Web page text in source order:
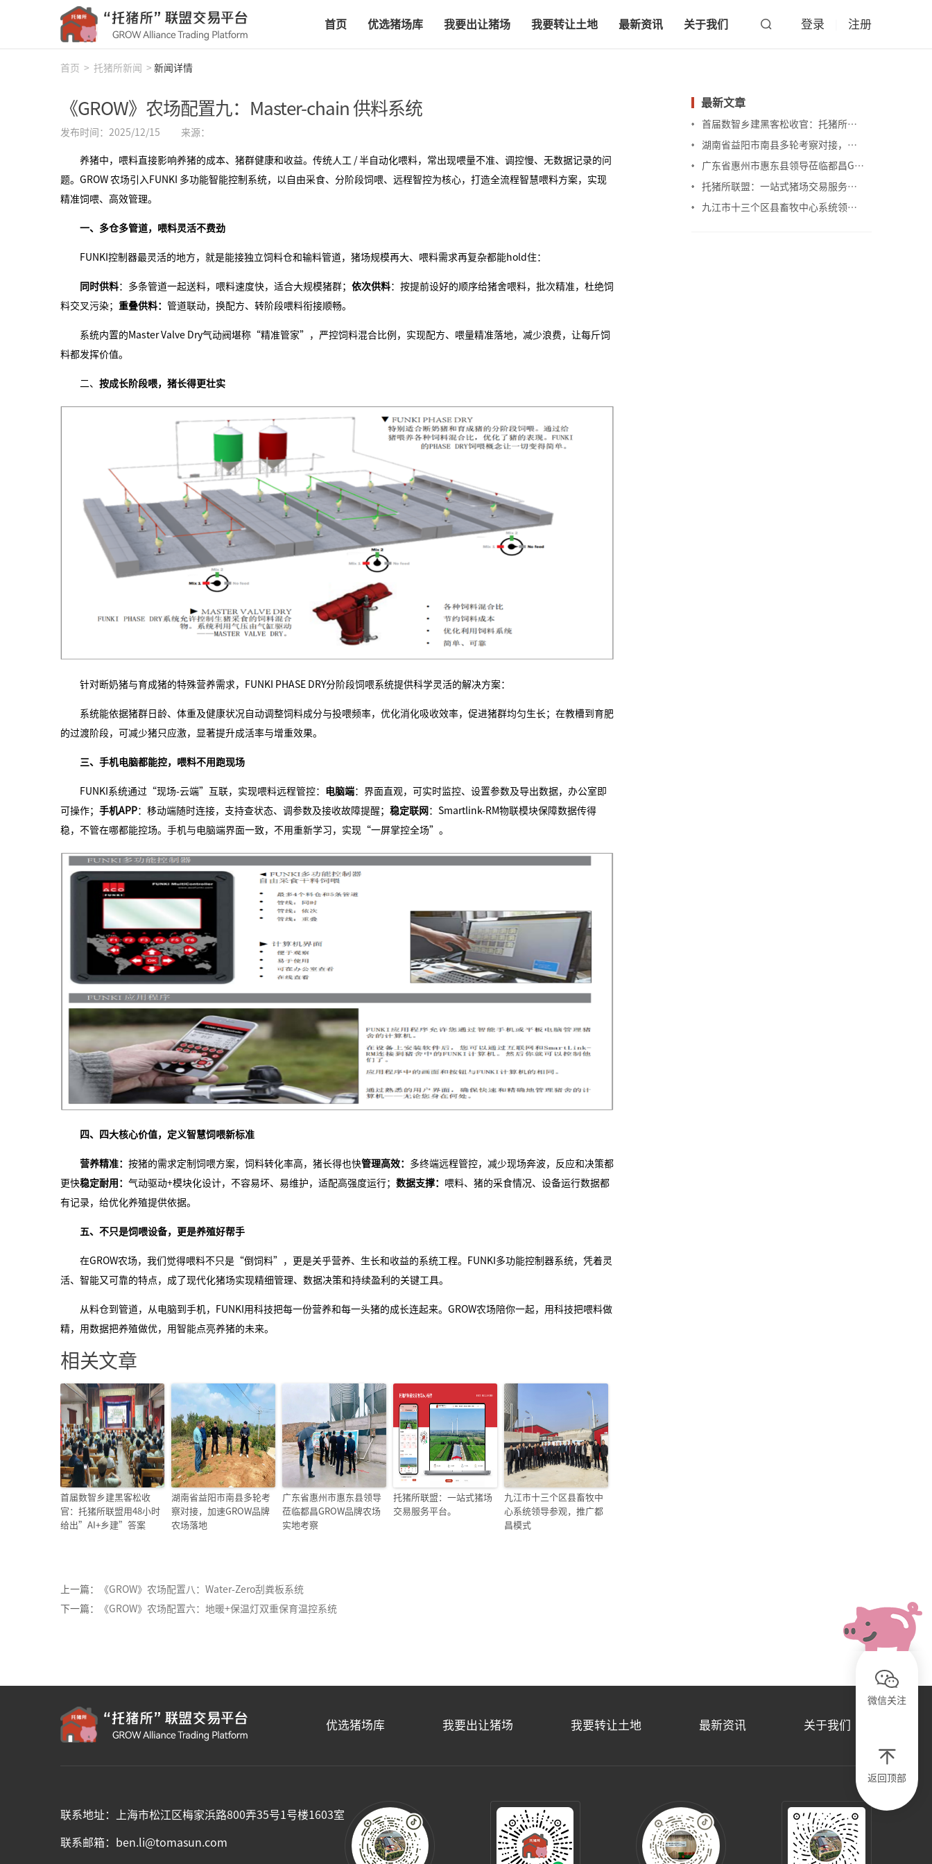
首页 优选猪场库 我要出让猪场 我要转让土地 最新资讯 关于我们 登录 注册
首页 > 托猪所新闻 > 新闻详情
《GROW》农场配置九：Master-chain 供料系统
发布时间：2025/12/15 来源：
养猪中，喂料直接影响养猪的成本、猪群健康和收益。传统人工 / 半自动化喂料，常出现喂量不准、调控慢、无数据记录的问
题。GROW 农场引入FUNKI 多功能智能控制系统，以自由采食、分阶段饲喂、远程智控为核心，打造全流程智慧喂料方案，实现
精准饲喂、高效管理。
一、多仓多管道，喂料灵活不费劲
FUNKI控制器最灵活的地方，就是能接独立饲料仓和输料管道，猪场规模再大、喂料需求再复杂都能hold住：
同时供料：多条管道一起送料，喂料速度快，适合大规模猪群； 依次供料：按提前设好的顺序给猪舍喂料，批次精准，杜绝饲
料交叉污染； 重叠供料： 管道联动，换配方、转阶段喂料衔接顺畅。
系统内置的Master Valve Dry气动阀堪称“精准管家”，严控饲料混合比例，实现配方、喂量精准落地，减少浪费，让每斤饲
料都发挥价值。
二、 按成长阶段喂，猪长得更壮实
针对断奶猪与育成猪的特殊营养需求，FUNKI PHASE DRY分阶段饲喂系统提供科学灵活的解决方案：
系统能依据猪群日龄、体重及健康状况自动调整饲料成分与投喂频率，优化消化吸收效率，促进猪群均匀生长；在教槽到育肥
的过渡阶段，可减少猪只应激，显著提升成活率与增重效果。
三、手机电脑都能控，喂料不用跑现场
FUNKI系统通过“现场-云端”互联，实现喂料远程管控： 电脑端：界面直观，可实时监控、设置参数及导出数据，办公室即
可操作； 手机APP：移动端随时连接，支持查状态、调参数及接收故障提醒； 稳定联网 ：Smartlink-RM物联模块保障数据传得
稳，不管在哪都能控场。手机与电脑端界面一致，不用重新学习，实现“一屏掌控全场”。
四、四大核心价值，定义智慧饲喂新标准
营养精准： 按猪的需求定制饲喂方案，饲料转化率高，猪长得也快管理高效： 多终端远程管控，减少现场奔波，反应和决策都
更快稳定耐用： 气动驱动+模块化设计，不容易坏、易维护，适配高强度运行； 数据支撑：
喂料、猪的采食情况、设备运行数据都
有记录，给优化养殖提供依据。
五、不只是饲喂设备，更是养殖好帮手
在GROW农场，我们觉得喂料不只是“倒饲料”，更是关乎营养、生长和收益的系统工程。FUNKI多功能控制器系统，凭着灵
活、智能又可靠的特点，成了现代化猪场实现精细管理、数据决策和持续盈利的关键工具。
从料仓到管道，从电脑到手机，FUNKI用科技把每一份营养和每一头猪的成长连起来。GROW农场陪你一起，用科技把喂料做
精，用数据把养殖做优，用智能点亮养猪的未来。
相关文章
首届数智乡建黑客松收
官：托猪所联盟用48小时
给出”AI+乡建”答案
湖南省益阳市南县多轮考
察对接，加速GROW品牌
农场落地
广东省惠州市惠东县领导
莅临都昌GROW品牌农场
实地考察
托猪所联盟：一站式猪场
交易服务平台。
九江市十三个区县畜牧中
心系统领导参观，推广都
昌模式
上一篇：
《GROW》农场配置八：Water-Zero刮粪板系统
下一篇：
《GROW》农场配置六：地暖+保温灯双重保育温控系统
最新文章
首届数智乡建黑客松收官：托猪所联盟用48小时给出”AI+乡建”答案
湖南省益阳市南县多轮考察对接，加速GROW品牌农场落地
广东省惠州市惠东县领导莅临都昌GROW品牌农场实地考察
托猪所联盟：一站式猪场交易服务平台。
九江市十三个区县畜牧中心系统领导参观，推广都昌模式
微信关注
返回顶部
优选猪场库 我要出让猪场 我要转让土地 最新资讯 关于我们
联系地址：上海市松江区梅家浜路800弄35号1号楼1603室
联系邮箱：ben.li@tomasun.com